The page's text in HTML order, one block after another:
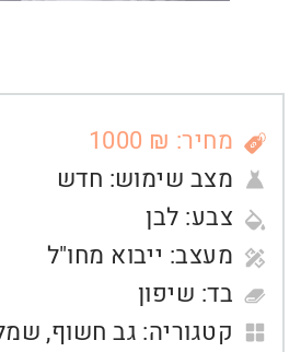
מחיר: ₪ 1000
מצב שימוש: חדש
צבע: לבן
מעצב: ייבוא מחו"ל
בד: שיפון
קטגוריה: גב חשוף,